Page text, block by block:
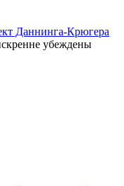
Даннинга-Крюгера
убеждены